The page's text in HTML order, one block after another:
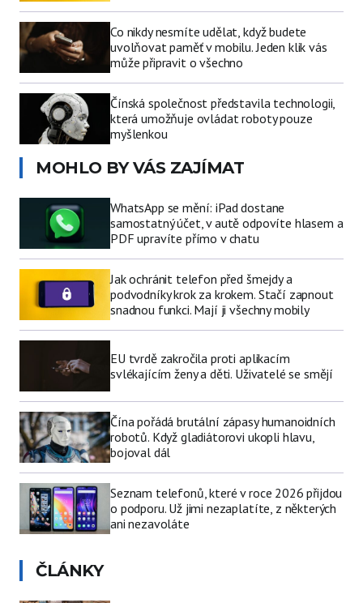
Co nikdy nesmíte udělat, když budete
uvolňovat paměť v mobilu. Jeden klik vás
může připravit o všechno
Čínská společnost představila technologii,
která umožňuje ovládat roboty pouze
myšlenkou
MOHLO BY VÁS ZAJÍMAT
WhatsApp se mění: iPad dostane
samostatný účet, v autě odpovíte hlasem a
PDF upravíte přímo v chatu
Jak ochránit telefon před šmejdy a
podvodníky krok za krokem. Stačí zapnout
snadnou funkci. Mají ji všechny mobily
EU tvrdě zakročila proti aplikacím
svlékajícím ženy a děti. Uživatelé se smějí
Čína pořádá brutální zápasy humanoidních
robotů. Když gladiátorovi ukopli hlavu,
bojoval dál
Seznam telefonů, které v roce 2026 přijdou
o podporu. Už jimi nezaplatíte, z některých
ani nezavoláte
ČLÁNKY